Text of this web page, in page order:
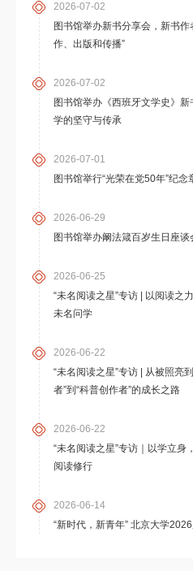
2026-07-02
图书馆举办新书分享会，新书
作、出版和传播”
2026-07-02
图书馆举办《西班牙文学史》
学的坚守与传承
2026-07-01
图书馆举行“光荣在党50年”纪念
2026-06-29
图书馆举办阚法箴百岁生日座谈
2026-06-25
“未名阅读之星”专访 | 以阅读
未名问学
2026-06-22
“未名阅读之星”专访 | 从被照
者”到“科普创作者”的成长之路
2026-06-22
“未名阅读之星”专访｜以学立
阅读修行
2026-06-14
“新时代，新青年” 北京大学